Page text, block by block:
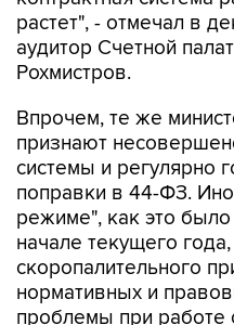
растет", - отмечал в
аудитор Счетной
Рохмистров.
Впрочем, те же
признают
системы и регулярно
поправки в 44-ФЗ.
режиме", как это
начале текущего
скоропалительного
нормативных и
проблемы при работе